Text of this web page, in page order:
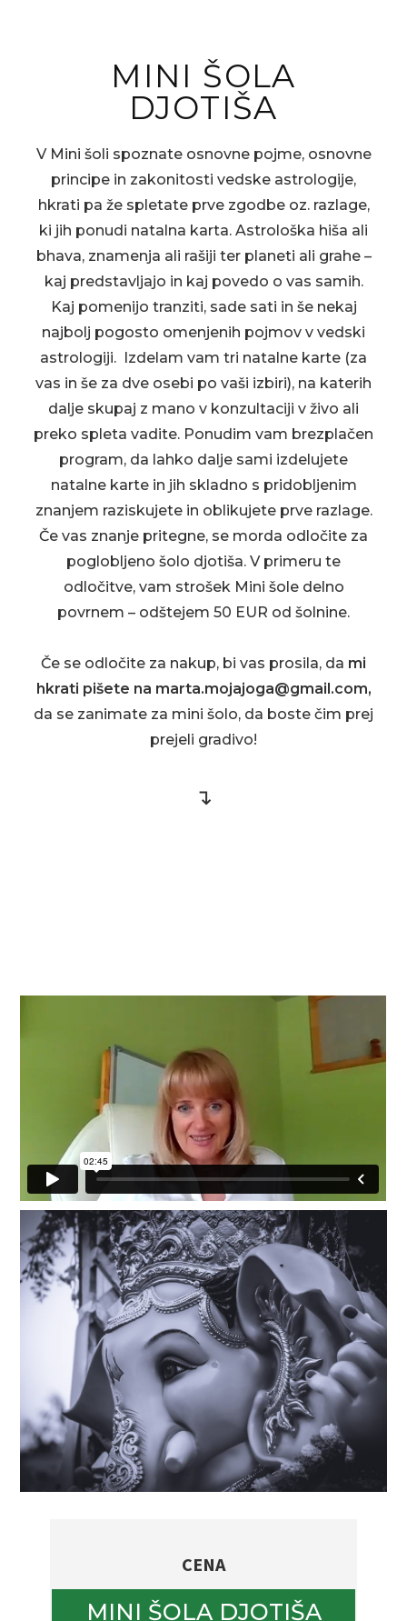
MINI ŠOLA
DJOTIŠA
V Mini šoli spoznate osnovne pojme, osnovne
principe in zakonitosti vedske astrologije,
hkrati pa že spletate prve zgodbe oz. razlage,
ki jih ponudi natalna karta. Astrološka hiša ali
bhava, znamenja ali rašiji ter planeti ali grahe –
kaj predstavljajo in kaj povedo o vas samih.
Kaj pomenijo tranziti, sade sati in še nekaj
najbolj pogosto omenjenih pojmov v vedski
astrologiji. Izdelam vam tri natalne karte (za
vas in še za dve osebi po vaši izbiri), na katerih
dalje skupaj z mano v konzultaciji v živo ali
preko spleta vadite. Ponudim vam brezplačen
program, da lahko dalje sami izdelujete
natalne karte in jih skladno s pridobljenim
znanjem raziskujete in oblikujete prve razlage.
Če vas znanje pritegne, se morda odločite za
poglobljeno šolo djotiša. V primeru te
odločitve, vam strošek Mini šole delno
povrnem – odštejem 50 EUR od šolnine.
Če se odločite za nakup, bi vas prosila, da mi
hkrati pišete na marta.mojajoga@gmail.com,
da se zanimate za mini šolo, da boste čim prej
prejeli gradivo!
↴
CENA
MINI ŠOLA DJOTIŠA